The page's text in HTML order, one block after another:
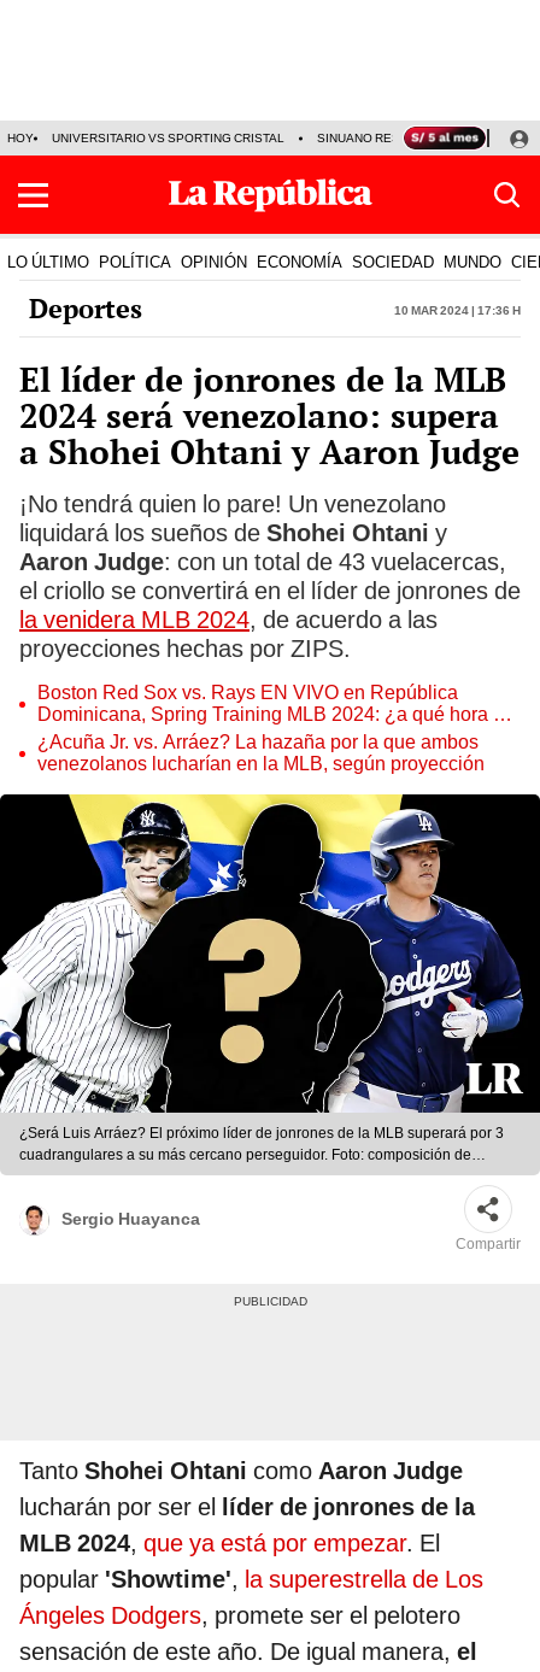
HOY UNIVERSITARIO VS SPORTING CRISTAL SINUANO RESULTADOS HOY
LO ÚLTIMO POLÍTICA OPINIÓN ECONOMÍA SOCIEDAD MUNDO
Deportes 10 Mar 2024 | 17:36 h
El líder de jonrones de la MLB
2024 será venezolano: supera
a Shohei Ohtani y Aaron Judge
¡No tendrá quien lo pare! Un venezolano
liquidará los sueños de Shohei Ohtani y
Aaron Judge: con un total de 43 vuelacercas,
el criollo se convertirá en el líder de jonrones de
la venidera MLB 2024, de acuerdo a las
proyecciones hechas por ZIPS.
Boston Red Sox vs. Rays EN VIVO en República
Dominicana, Spring Training MLB 2024: ¿a qué hora y
dónde ver el juego?
¿Acuña Jr. vs. Arráez? La hazaña por la que ambos
venezolanos lucharían en la MLB, según proyección
¿Será Luis Arráez? El próximo líder de jonrones de la MLB superará por 3
cuadrangulares a su más cercano perseguidor. Foto: composición de
Fabrizio Oviedo/LR/AFP/Freepik
Sergio Huayanca
Compartir
Tanto Shohei Ohtani como Aaron Judge
lucharán por ser el líder de jonrones de la
MLB 2024, que ya está por empezar. El
popular 'Showtime', la superestrella de Los
Ángeles Dodgers, promete ser el pelotero
sensación de este año. De igual manera, el